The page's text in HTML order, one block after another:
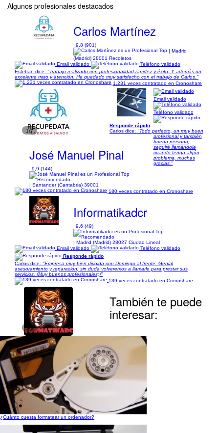
Algunos profesionales destacados
Carlos Martínez
9,8 (901)
| Madrid
(Madrid) 28001 Recoletos
Email validado
Teléfono validado
Esteban dice: "Trabajo realizado con profesionalidad,rapidez y éxito. Y además un
excelente trato y atención. He quedado muy satisfecho con el trabajo de Carlos."
1.231 veces contratado en Cronoshare
1/7
José Manuel Pinal
9,9 (144)
| Santander (Cantabria) 39001
Email validado
Teléfono validado
Responde rápido
Carlos dice: "Todo perfecto, un muy buen
profesional y también
buena persona,
seguiré llamándole
cuando tenga algún
problema, muchas
gracias."
180 veces contratado en Cronoshare
Informatikadcr
9,6 (49)
| Madrid (Madrid) 28027 Ciudad Lineal
Email validado
Teléfono validado
Responde rápido
Carlos dice: "Empresa muy bien dirigida con Domingo al frente. Genial
asesoramiento y reparación, sin duda volveremos a llamarle para prestar sus
servicios. (Muy buenos profesionales;)"
139 veces contratado en Cronoshare
1/1
También te puede
interesar:
¿Cuánto cuesta formatear un ordenador?